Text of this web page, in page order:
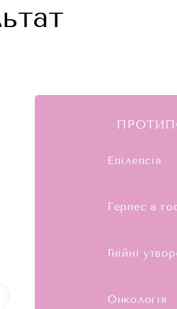
Епілепсія
Герпес в
Гнійні
Онкологія